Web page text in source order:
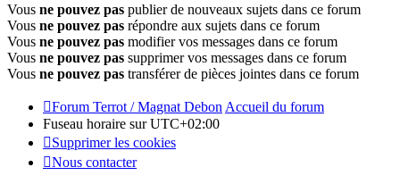
Vous ne pouvez pas publier de nouveaux sujets dans ce forum
Vous ne pouvez pas répondre aux sujets dans ce forum
Vous ne pouvez pas modifier vos messages dans ce forum
Vous ne pouvez pas supprimer vos messages dans ce forum
Vous ne pouvez pas transférer de pièces jointes dans ce forum
Forum Terrot / Magnat Debon Accueil du forum
Fuseau horaire surUTC+02:00
Supprimer les cookies
Nous contacter